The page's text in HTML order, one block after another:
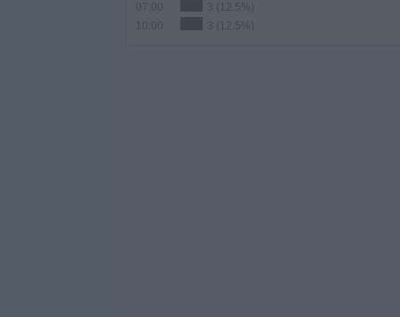
07:00
3 (12.5%)
3 (12.5%)